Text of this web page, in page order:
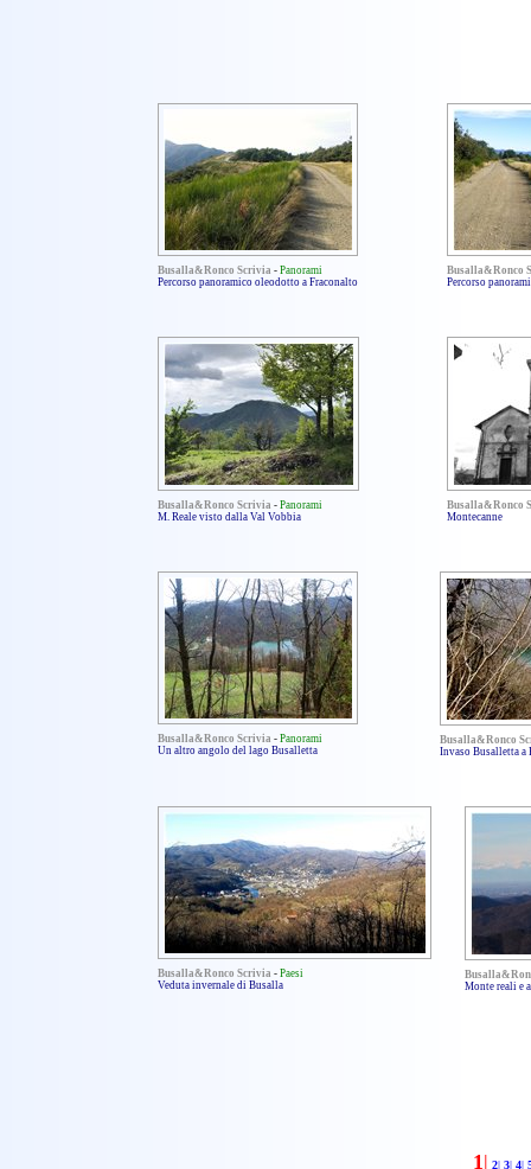
Busalla&Ronco Scrivia - Panorami
Percorso panoramico oleodotto a Fraconalto
Busalla&Ronco
Percorso
Busalla&Ronco Scrivia - Panorami
M. Reale visto dalla Val Vobbia
Busalla&Ronco
Montecanne
Busalla&Ronco Scrivia - Panorami
Un altro angolo del lago Busalletta
Busalla&Ronco
Invaso Busalletta a
Busalla&Ronco Scrivia - Paesi
Veduta invernale di Busalla
Monte reali e
1| 2| 3| 4|